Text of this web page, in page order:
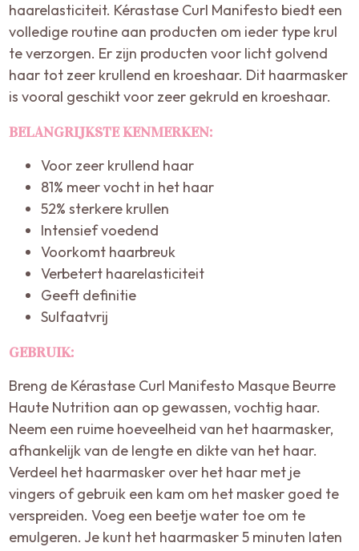
haarelasticiteit. Kérastase Curl Manifesto biedt een
volledige routine aan producten om ieder type krul
te verzorgen. Er zijn producten voor licht golvend
haar tot zeer krullend en kroeshaar. Dit haarmasker
is vooral geschikt voor zeer gekruld en kroeshaar.
BELANGRIJKSTE KENMERKEN:
Voor zeer krullend haar
81% meer vocht in het haar
52% sterkere krullen
Intensief voedend
Voorkomt haarbreuk
Verbetert haarelasticiteit
Geeft definitie
Sulfaatvrij
GEBRUIK:
Breng de Kérastase Curl Manifesto Masque Beurre
Haute Nutrition aan op gewassen, vochtig haar.
Neem een ruime hoeveelheid van het haarmasker,
afhankelijk van de lengte en dikte van het haar.
Verdeel het haarmasker over het haar met je
vingers of gebruik een kam om het masker goed te
verspreiden. Voeg een beetje water toe om te
emulgeren. Je kunt het haarmasker 5 minuten laten